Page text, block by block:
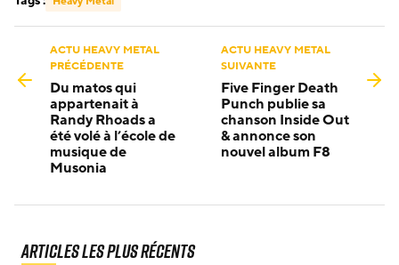
ACTU HEAVY METAL
PRÉCÉDENTE
Du matos qui
appartenait à
Randy Rhoads a
été volé à l’école de
musique de
Musonia
ACTU HEAVY METAL
SUIVANTE
Five Finger Death
Punch publie sa
chanson Inside Out
& annonce son
nouvel album F8
Articles les plus récents